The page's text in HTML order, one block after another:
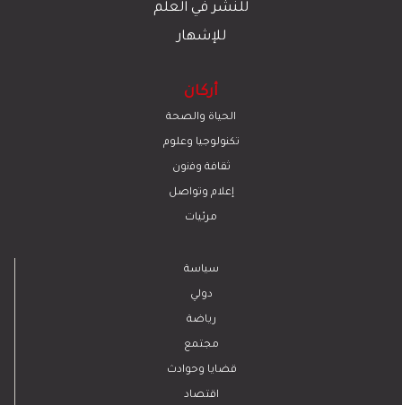
للنشر في العلم
للإشهار
أركان
الحياة والصحة
تكنولوجيا وعلوم
ﺛﻘﺎﻓﺔ وﻓﻧون
إعلام وتواصل
مرئيات
سياسة
دولي
رياضة
مجتمع
قضايا وحوادث
اقتصاد